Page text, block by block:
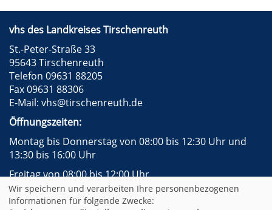
vhs des Landkreises Tirschenreuth
St.-Peter-Straße 33
95643 Tirschenreuth
Telefon 09631 88205
Fax 09631 88306
E-Mail: vhs@tirschenreuth.de
Öffnungszeiten:
Montag bis Donnerstag von 08:00 bis 12:30 Uhr und
13:30 bis 16:00 Uhr
Freitag von 08:00 bis 12:00 Uhr
Facebook
Instagram
Impressum
AGB
Wir speichern und verarbeiten Ihre personenbezogenen
Informationen für folgende Zwecke: